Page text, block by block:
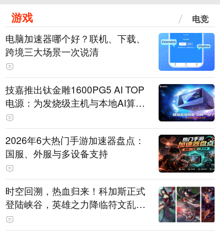
游戏 电竞
电脑加速器哪个好？联机、下载、
跨境三大场景一次说清
技嘉推出钛金雕1600PG5 AI TOP
电源：为发烧级主机与本地AI算力
打造旗舰供电方案
2026年6大热门手游加速器盘点：
国服、外服与多设备支持
时空回溯，热血归来！科加斯正式
登陆峡谷，英雄之力降临符文乱
斗！